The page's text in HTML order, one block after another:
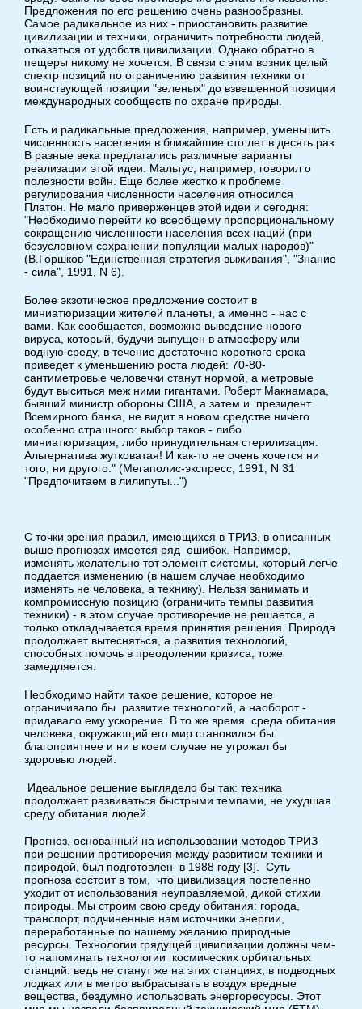
Предложения по его решению очень разнообразны.
Самое радикальное из них - приостановить развитие
цивилизации и техники, ограничить потребности людей,
отказаться от удобств цивилизации. Однако обратно в
пещеры никому не хочется. В связи с этим возник целый
спектр позиций по ограничению развития техники от
воинствующей позиции "зеленых" до взвешенной позиции
международных сообществ по охране природы.
Есть и радикальные предложения, например, уменьшить
численность населения в ближайшие сто лет в десять раз.
В разные века предлагались различные варианты
реализации этой идеи. Мальтус, например, говорил о
полезности войн. Еще более жестко к проблеме
регулирования численности населения относился
Платон. Не мало приверженцев этой идеи и сегодня:
"Необходимо перейти ко всеобщему пропорциональному
сокращению численности населения всех наций (при
безусловном сохранении популяции малых народов)"
(В.Горшков "Единственная стратегия выживания", "Знание
- сила", 1991, N 6).
Более экзотическое предложение состоит в
миниатюризации жителей планеты, а именно - нас с
вами. Как сообщается, возможно выведение нового
вируса, который, будучи выпущен в атмосферу или
водную среду, в течение достаточно короткого срока
приведет к уменьшению роста людей: 70-80-
сантиметровые человечки станут нормой, а метровые
будут выситься меж ними гигантами. Роберт Макнамара,
бывший министр обороны США, а затем и президент
Всемирного банка, не видит в новом средстве ничего
особенно страшного: выбор таков - либо
миниатюризация, либо принудительная стерилизация.
Альтернатива жутковатая! И как-то не очень хочется ни
того, ни другого." (Мегаполис-экспресс, 1991, N 31
"Предпочитаем в лилипуты...")
С точки зрения правил, имеющихся в ТРИЗ, в описанных
выше прогнозах имеется ряд ошибок. Например,
изменять желательно тот элемент системы, который легче
поддается изменению (в нашем случае необходимо
изменять не человека, а технику). Нельзя занимать и
компромиссную позицию (ограничить темпы развития
техники) - в этом случае противоречие не решается, а
только откладывается время принятия решения. Природа
продолжает вытесняться, а развития технологий,
способных помочь в преодолении кризиса, тоже
замедляется.
Необходимо найти такое решение, которое не
ограничивало бы развитие технологий, а наоборот -
придавало ему ускорение. В то же время среда обитания
человека, окружающий его мир становился бы
благоприятнее и ни в коем случае не угрожал бы
здоровью людей.
Идеальное решение выглядело бы так: техника
продолжает развиваться быстрыми темпами, не ухудшая
среду обитания людей.
Прогноз, основанный на использовании методов ТРИЗ
при решении противоречия между развитием техники и
природой, был подготовлен в 1988 году [3]. Суть
прогноза состоит в том, что цивилизация постепенно
уходит от использования неуправляемой, дикой стихии
природы. Мы строим свою среду обитания: города,
транспорт, подчиненные нам источники энергии,
переработанные по нашему желанию природные
ресурсы. Технологии грядущей цивилизации должны чем-
то напоминать технологии космических орбитальных
станций: ведь не станут же на этих станциях, в подводных
лодках или в метро выбрасывать в воздух вредные
вещества, бездумно использовать энергоресурсы. Этот